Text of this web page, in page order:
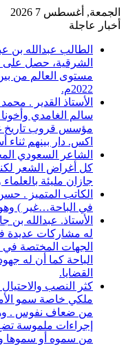
الجمعة, أغسطس 7 2026
أخبار عاجلة
الطالب عبدالله بن
الشرقية، حصل
2022م.
الأستاذ القدير .
سالم الغامدي
مؤسس قروب تاريخ
اكس. دار بينهم ثناء
الشاعر السعودي
كل أغراض الشعر
جازان مليئة
الكاتب المتميز .
في الباحة…غير )
الأستاذ. عبدالله
له مشاركات عديدة
الجهات المختصة في
الباحة كما أن له
القضايا.
كثر النصب
ملكي خاصة سمو
من ضعاف نفوس .
إجراءات ملموسة
من سموه أو سموها